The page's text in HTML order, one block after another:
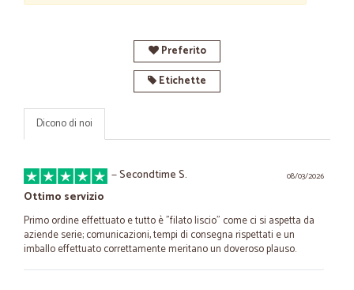
Preferito
Etichette
Dicono di noi
08/03/2026
—Secondtime S.
Ottimo servizio
Primo ordine effettuato e tutto è "filato liscio" come ci si aspetta da
aziende serie; comunicazioni, tempi di consegna rispettati e un
imballo effettuato correttamente meritano un doveroso plauso.